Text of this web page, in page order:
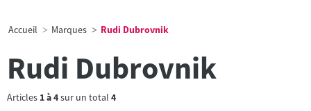
Accueil Marques Rudi Dubrovnik
Rudi Dubrovnik
Articles 1à4sur un total 4